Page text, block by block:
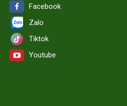
Facebook
Zalo
Tiktok
Youtube